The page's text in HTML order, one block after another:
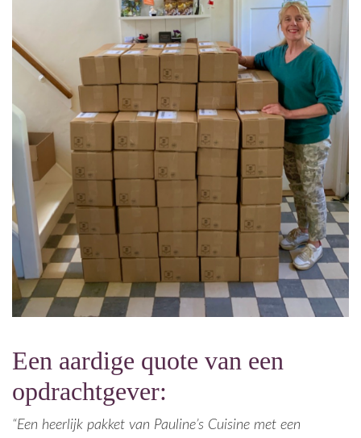
Een aardige quote van een
opdrachtgever:
“Een heerlijk pakket van Pauline’s Cuisine met een